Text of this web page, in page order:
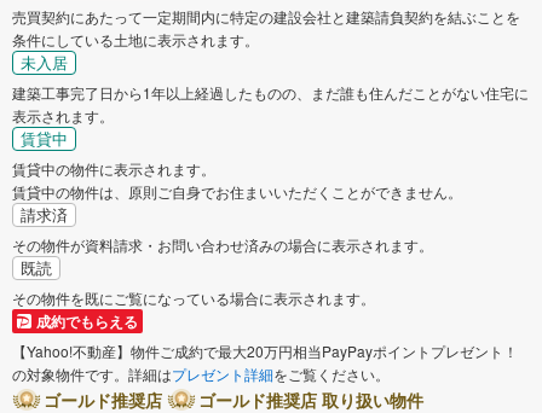
売買契約にあたって一定期間内に特定の建設会社と建築請負契約を結ぶことを
条件にしている土地に表示されます。
未入居
建築工事完了日から1年以上経過したものの、まだ誰も住んだことがない住宅に
表示されます。
賃貸中
賃貸中の物件に表示されます。
賃貸中の物件は、原則ご自身でお住まいいただくことができません。
請求済
その物件が資料請求・お問い合わせ済みの場合に表示されます。
既読
その物件を既にご覧になっている場合に表示されます。
成約でもらえる
【Yahoo!不動産】物件ご成約で最大20万円相当PayPayポイントプレゼント！
の対象物件です。詳細はプレゼント詳細をご覧ください。
ゴールド推奨店
ゴールド推奨店 取り扱い物件